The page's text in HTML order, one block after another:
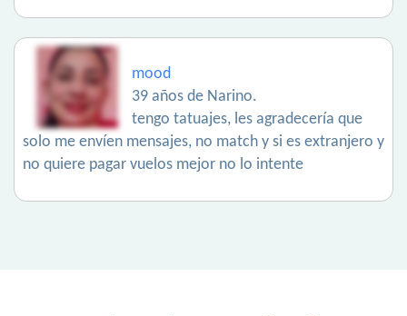
mood
39 años de Narino.
tengo tatuajes, les agradecería que
solo me envíen mensajes, no match y si es extranjero y
no quiere pagar vuelos mejor no lo intente